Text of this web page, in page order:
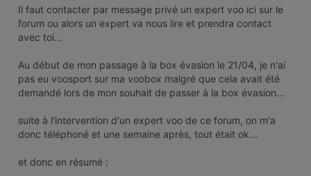
Il faut contacter par message privé un expert voo ici sur le
forum ou alors un expert va nous lire et prendra contact
avec toi...
Au début de mon passage à la box évasion le 21/04, je n'ai
pas eu voosport sur ma voobox malgré que cela avait été
demandé lors de mon souhait de passer à la box évasion...
suite à l'intervention d'un expert voo de ce forum, on m'a
donc téléphoné et une semaine après, tout était ok...
et donc en résumé :